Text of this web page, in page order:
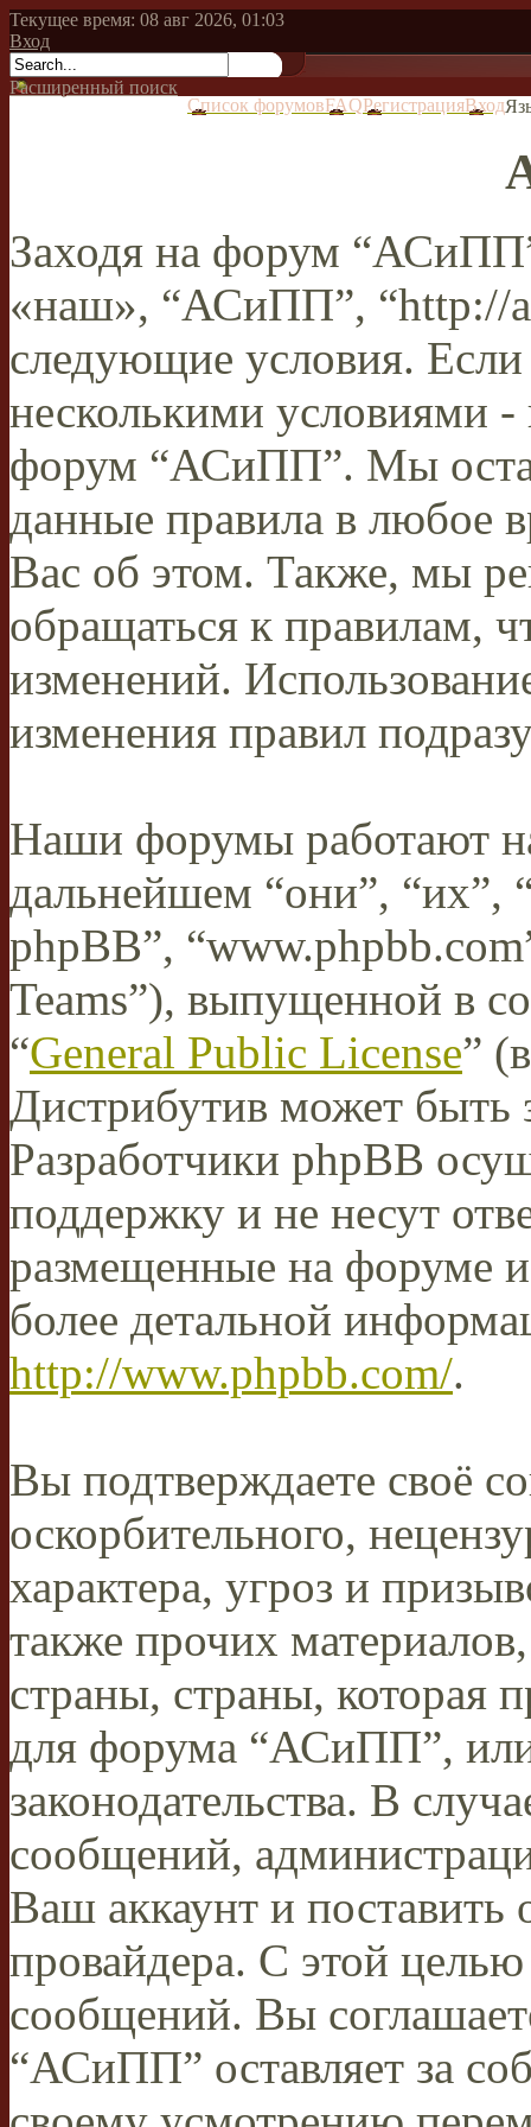
Текущее время: 08 авг 2026, 01:03
Вход
Расширенный поиск
Список форумовFAQРегистрацияВход
Заходя на форум
«наш», “АСиПП”, “http://
следующие условия.
несколькими условиями -
форум “АСиПП”. Мы
данные правила в любое
Вас об этом. Также, мы
обращаться к правилам,
изменений.
изменения правил
Наши форумы работают
дальнейшем “они”, “их”,
phpBB”,
Teams”), выпущенной в
“General Public License”
Дистрибутив может быть
Разработчики phpBB
поддержку и не несут
размещенные на форуме
более детальной
http://www.phpbb.com/.
Вы подтверждаете своё
оскорбительного,
характера, угроз и
также прочих
страны, страны, которая
для форума “АСиПП”,
законодательства. В
сообщений,
Ваш аккаунт и поставить
провайдера. С этой
сообщений. Вы
“АСиПП” оставляет за